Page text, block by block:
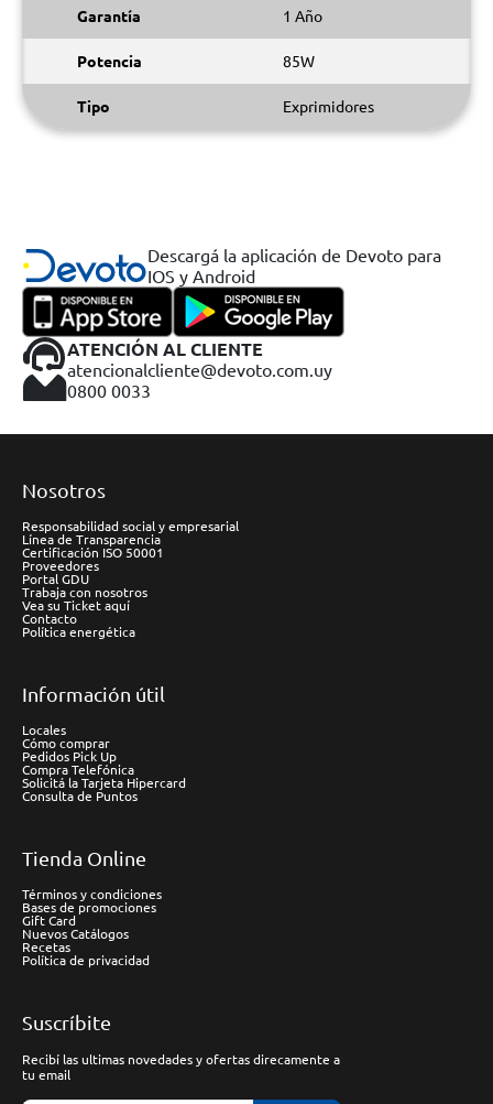
Garantía 1 Año
Potencia 85W
Tipo Exprimidores
Descargá la aplicación de Devoto para
IOS y Android
ATENCIÓN AL CLIENTE
atencionalcliente@devoto.com.uy
0800 0033
Nosotros
Responsabilidad social y empresarial
Línea de Transparencia
Certificación ISO 50001
Proveedores
Portal GDU
Trabaja con nosotros
Vea su Ticket aquí
Contacto
Política energética
Información útil
Locales
Cómo comprar
Pedidos Pick Up
Compra Telefónica
Solicitá la Tarjeta Hipercard
Consulta de Puntos
Tienda Online
Términos y condiciones
Bases de promociones
Gift Card
Nuevos Catálogos
Recetas
Política de privacidad
Suscríbite
Recibí las ultimas novedades y ofertas direcamente a
tu email